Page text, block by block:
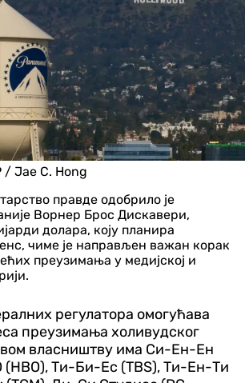
/ Jae C. Hong
правде одобрило је
Ворнер Брос Дискавери,
долара, коју планира
чиме је направљен важан корак
преузимања у медијској и
регулатора омогућава
преузимања холивудског
власништву има Си-Ен-Ен
(HBO), Ти-Би-Ес (TBS), Ти-Ен-Ти